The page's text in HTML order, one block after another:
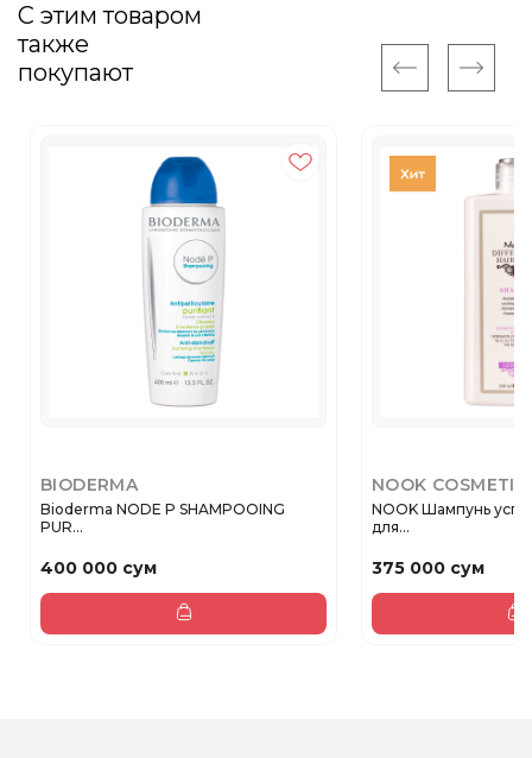
С этим товаром
также
покупают
BIODERMA
Bioderma NODE P SHAMPOOING
PUR...
400 000 сум
NOOK
NOOK Шампунь
для...
375 000 сум